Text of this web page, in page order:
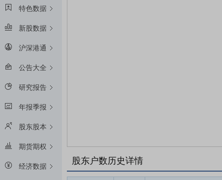
特色数据
新股数据
沪深港通
公告大全
研究报告
年报季报
股东股本
期货期权
经济数据
股东户数历史详情